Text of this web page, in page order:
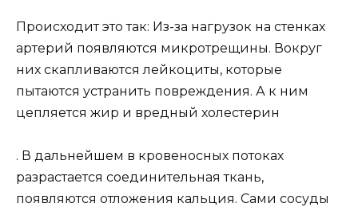
Происходит это так: Из-за нагрузок на стенках
артерий появляются микротрещины. Вокруг
них скапливаются лейкоциты, которые
пытаются устранить повреждения. А к ним
цепляется жир и вредный холестерин
. В дальнейшем в кровеносных потоках
разрастается соединительная ткань,
появляются отложения кальция. Сами сосуды